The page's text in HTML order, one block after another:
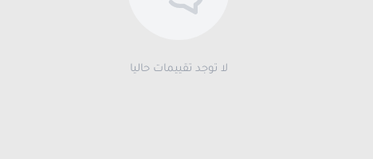
لا توجد تقييمات حاليا